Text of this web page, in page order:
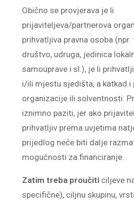
Obično se provjerava je li
prijaviteljeva/partnerova
prihvatljiva pravna osoba
društvo, udruga, jedinica
samouprave i sl.), je li
i/ili mjestu sjedišta, a katkad i
organizacije ili solventnosti.
iznimno paziti, jer ako
prihvatljiv prema uvjetima
prijedlog neće biti dalje
mogućnosti za financiranje.
Zatim treba proučiti ciljeve
specifične), ciljnu skupinu,